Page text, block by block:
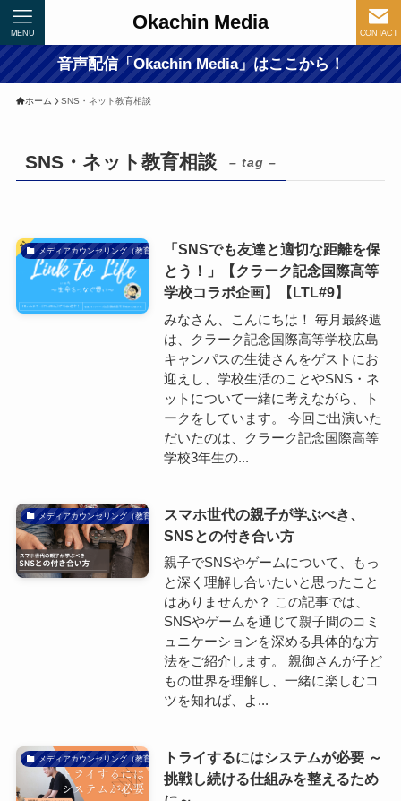
Okachin Media CONTACT
MENU
音声配信「Okachin Media」はここから！
ホーム SNS・ネット教育相談
SNS・ネット教育相談 – tag –
メディアカウンセリング（教育）
「SNSでも友達と適切な距離を保
とう！」【クラーク記念国際高等
学校コラボ企画】【LTL#9】
みなさん、こんにちは！ 毎月最終週
は、クラーク記念国際高等学校広島
キャンパスの生徒さんをゲストにお
迎えし、学校生活のことやSNS・ネ
ットについて一緒に考えながら、ト
ークをしています。 今回ご出演いた
だいたのは、クラーク記念国際高等
学校3年生の...
メディアカウンセリング（教育）
スマホ世代の親子が学ぶべき、
SNSとの付き合い方
親子でSNSやゲームについて、もっ
と深く理解し合いたいと思ったこと
はありませんか？ この記事では、
SNSやゲームを通じて親子間のコミ
ュニケーションを深める具体的な方
法をご紹介します。 親御さんが子ど
もの世界を理解し、一緒に楽しむコ
ツを知れば、よ...
メディアカウンセリング（教育）
トライするにはシステムが必要 ～
挑戦し続ける仕組みを整えるため